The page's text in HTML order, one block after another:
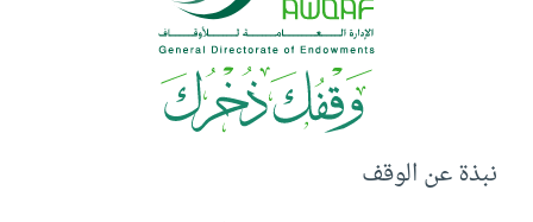
ﻧﺒﺬة ﻋﻦ اﻟﻮﻗﻒ